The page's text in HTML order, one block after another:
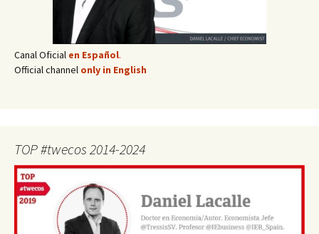
Canal Oficial en Español.
Official channel only in English
TOP #twecos 2014-2024